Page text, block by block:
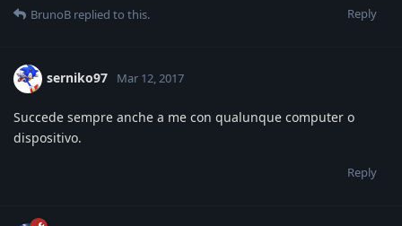
Reply
BrunoB replied to this.
serniko97 Mar 12, 2017
Succede sempre anche a me con qualunque computer o
dispositivo.
Reply